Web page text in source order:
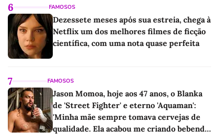
6 FAMOSOS
Dezessete meses após sua estreia, chega à
Netflix um dos melhores filmes de ficção
científica, com uma nota quase perfeita
7 FAMOSOS
Jason Momoa, hoje aos 47 anos, o Blanka
de 'Street Fighter' e eterno 'Aquaman':
'Minha mãe sempre tomava cervejas de
qualidade. Ela acabou me criando bebendo